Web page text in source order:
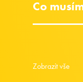
Co
Zobrazit vše